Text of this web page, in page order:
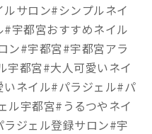
サロン#シンプルネイ
宇都宮おすすめネイル
ン#宇都宮#宇都宮アラ
宇都宮#大人可愛いネイ
ネイル#パラジェル#パ
ル宇都宮#うるつやネイ
ジェル登録サロン#宇